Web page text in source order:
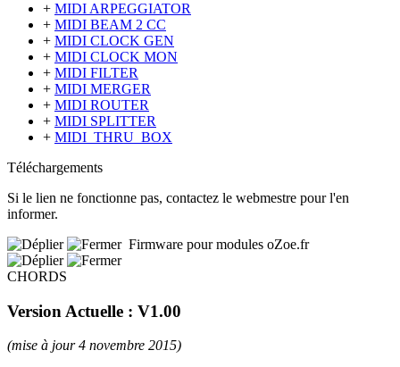
+ MIDI ARPEGGIATOR
+ MIDI BEAM 2 CC
+ MIDI CLOCK GEN
+ MIDI CLOCK MON
+ MIDI FILTER
+ MIDI MERGER
+ MIDI ROUTER
+ MIDI SPLITTER
+ MIDI_THRU_BOX
Téléchargements
Si le lien ne fonctionne pas, contactez le webmestre pour l'en
informer.
Firmware pour modules oZoe.fr
CHORDS
Version Actuelle : V1.00
(mise à jour 4 novembre 2015)